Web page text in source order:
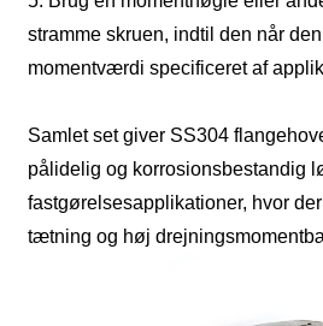
stramme skruen, indtil den når
momentværdi specificeret af
Samlet set giver SS304
pålidelig og korrosionsbestandig
fastgørelsesapplikationer, hvor
tætning og høj